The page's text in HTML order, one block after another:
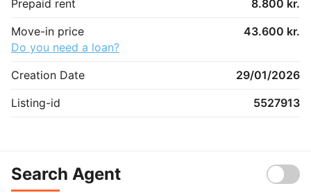
Prepaid rent
8.800 kr.
Move-in price
43.600 kr.
Do you need a loan?
Creation Date
29/01/2026
Listing-id
5527913
Search Agent